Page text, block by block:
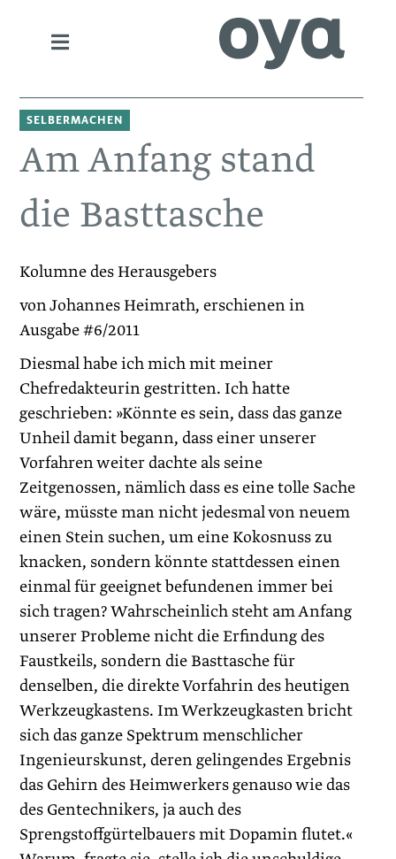
SELBERMACHEN
Am Anfang stand
die Basttasche
Kolumne des Herausgebers
von Johannes Heimrath, erschienen in
Ausgabe #6/2011
Diesmal habe ich mich mit meiner
Chefredakteurin gestritten. Ich hatte
geschrieben: »Könnte es sein, dass das ganze
Unheil damit begann, dass einer unserer
Vorfahren weiter dachte als seine
Zeitgenossen, nämlich dass es eine tolle Sache
wäre, müsste man nicht jedesmal von neuem
einen Stein suchen, um eine Kokosnuss zu
knacken, sondern könnte stattdessen einen
einmal für geeignet befundenen immer bei
sich tragen? Wahrscheinlich steht am Anfang
unserer Probleme nicht die Erfindung des
Faustkeils, sondern die Basttasche für
denselben, die direkte Vorfahrin des heutigen
Werkzeugkastens. Im Werkzeugkasten bricht
sich das ganze Spektrum menschlicher
Ingenieurskunst, deren gelingendes Ergebnis
das Gehirn des Heimwerkers genauso wie das
des Gentechnikers, ja auch des
Sprengstoffgürtelbauers mit Dopamin flutet.«